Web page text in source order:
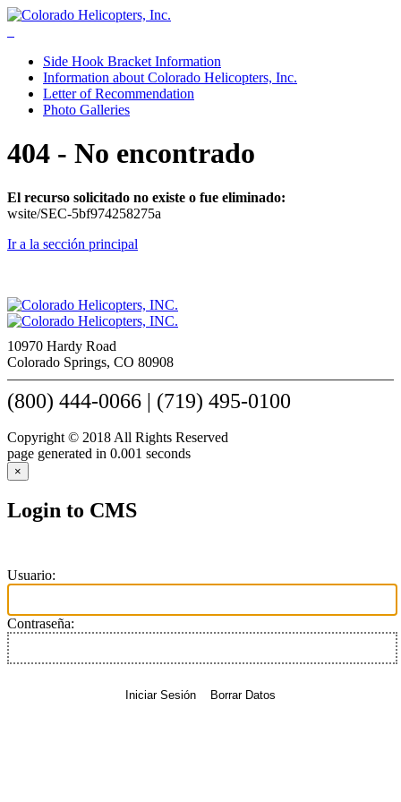
Side Hook Bracket Information
Information about Colorado Helicopters, Inc.
Letter of Recommendation
Photo Galleries
404 - No encontrado
El recurso solicitado no existe o fue eliminado:
wsite/SEC-5bf974258275a
Ir a la sección principal
10970 Hardy Road
Colorado Springs, CO 80908
(800) 444-0066 | (719) 495-0100
Copyright © 2018 All Rights Reserved
page generated in 0.001 seconds
×
Login to CMS
Usuario:
Contraseña:
Iniciar Sesión Borrar Datos